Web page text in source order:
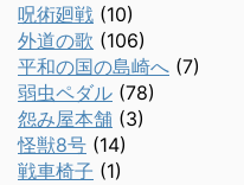
呪術廻戦 (10)
外道の歌 (106)
平和の国の島崎へ (7)
弱虫ペダル (78)
怨み屋本舗 (3)
怪獣8号 (14)
戦車椅子 (1)